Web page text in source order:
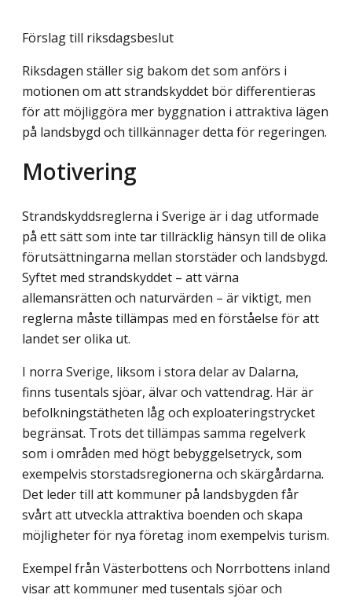
Förslag till riksdagsbeslut
Riksdagen ställer sig bakom det som anförs i
motionen om att strandskyddet bör differentieras
för att möjliggöra mer byggnation i attraktiva lägen
på landsbygd och tillkännager detta för regeringen.
Motivering
Strandskyddsreglerna i Sverige är i dag utformade
på ett sätt som inte tar tillräcklig hänsyn till de olika
förutsättningarna mellan storstäder och landsbygd.
Syftet med strandskyddet – att värna
allemansrätten och naturvärden – är viktigt, men
reglerna måste tillämpas med en förståelse för att
landet ser olika ut.
I norra Sverige, liksom i stora delar av Dalarna,
finns tusentals sjöar, älvar och vattendrag. Här är
befolkningstätheten låg och exploateringstrycket
begränsat. Trots det tillämpas samma regelverk
som i områden med högt bebyggelsetryck, som
exempelvis storstadsregionerna och skärgårdarna.
Det leder till att kommuner på landsbygden får
svårt att utveckla attraktiva boenden och skapa
möjligheter för nya företag inom exempelvis turism.
Exempel från Västerbottens och Norrbottens inland
visar att kommuner med tusentals sjöar och